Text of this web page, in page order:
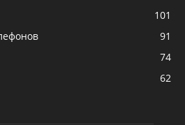
101
91
74
62